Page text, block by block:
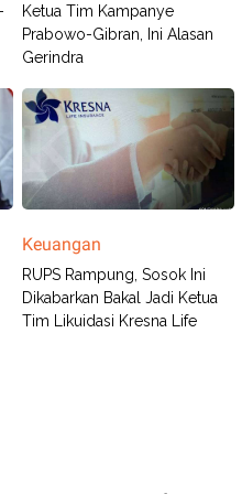
Ketua Tim Kampanye
Prabowo-Gibran, Ini Alasan
Gerindra
Keuangan
RUPS Rampung, Sosok Ini
Dikabarkan Bakal Jadi Ketua
Tim Likuidasi Kresna Life